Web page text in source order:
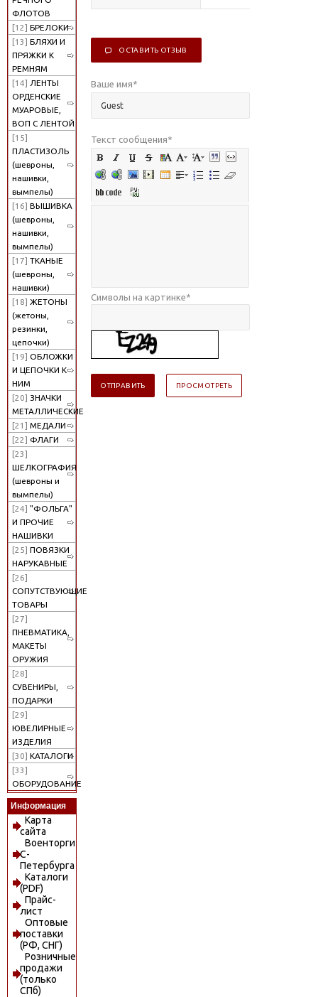
ФЛОТОВ
[12] БРЕЛОКИ
[13] БЛЯХИ И
ПРЯЖКИ К
РЕМНЯМ
[14] ЛЕНТЫ
ОРДЕНСКИЕ
МУАРОВЫЕ,
ВОП С ЛЕНТОЙ
[15]
ПЛАСТИЗОЛЬ
(шевроны,
нашивки,
вымпелы)
[16] ВЫШИВКА
(шевроны,
нашивки,
вымпелы)
[17] ТКАНЫЕ
(шевроны,
нашивки)
[18] ЖЕТОНЫ
(жетоны,
резинки,
цепочки)
[19] ОБЛОЖКИ
И ЦЕПОЧКИ К
НИМ
[20] ЗНАЧКИ
МЕТАЛЛИЧЕСКИЕ
[21] МЕДАЛИ
[22] ФЛАГИ
[23]
ШЕЛКОГРАФИЯ
(шевроны и
вымпелы)
[24] "ФОЛЬГА"
И ПРОЧИЕ
НАШИВКИ
[25] ПОВЯЗКИ
НАРУКАВНЫЕ
[26]
СОПУТСТВУЮЩИЕ
ТОВАРЫ
[27]
ПНЕВМАТИКА,
МАКЕТЫ
ОРУЖИЯ
[28]
СУВЕНИРЫ,
ПОДАРКИ
[29]
ЮВЕЛИРНЫЕ
ИЗДЕЛИЯ
[30] КАТАЛОГИ
[33]
ОБОРУДОВАНИЕ
Информация
Карта
сайта
Военторги
С-
Петербурга
Каталоги
(PDF)
Прайс-
лист
Оптовые
поставки
(РФ, СНГ)
Розничные
продажи
(только
СПб)
ОСТАВИТЬ ОТЗЫВ
Ваше имя*
Текст сообщения*
Символы на картинке*